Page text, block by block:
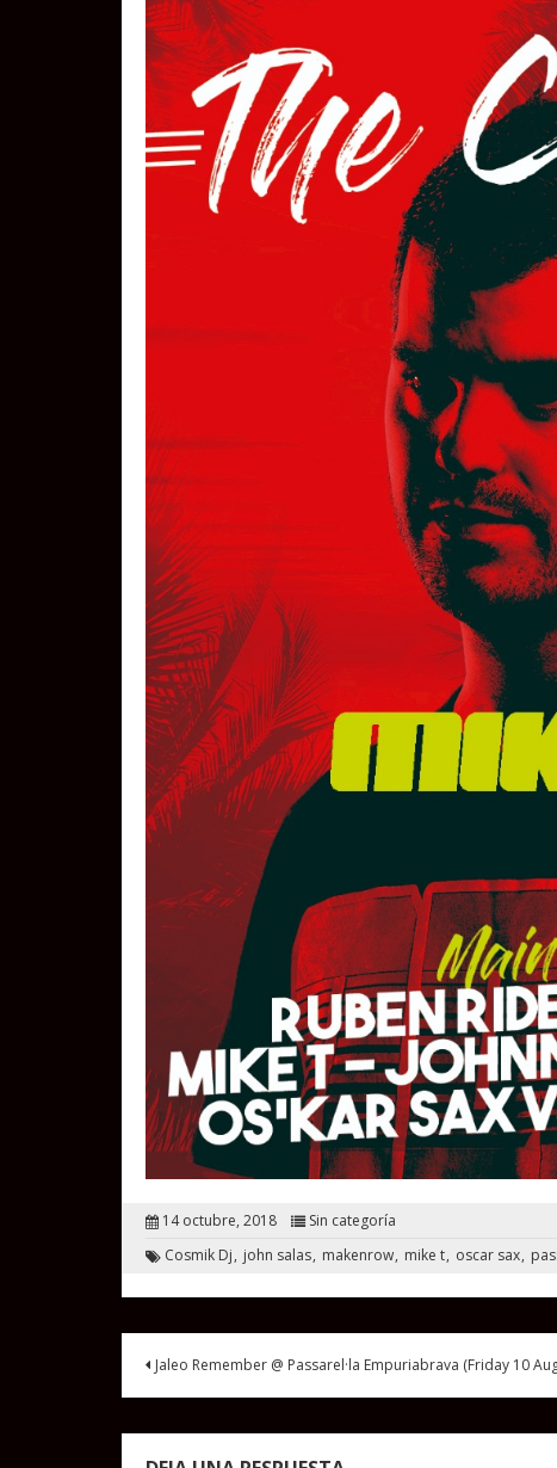
14 octubre, 2018 Sin categoría
Cosmik Dj
john salas makenrow mike t oscar sax
Jaleo Remember @ Passarel·la Empuriabrava (Friday 10